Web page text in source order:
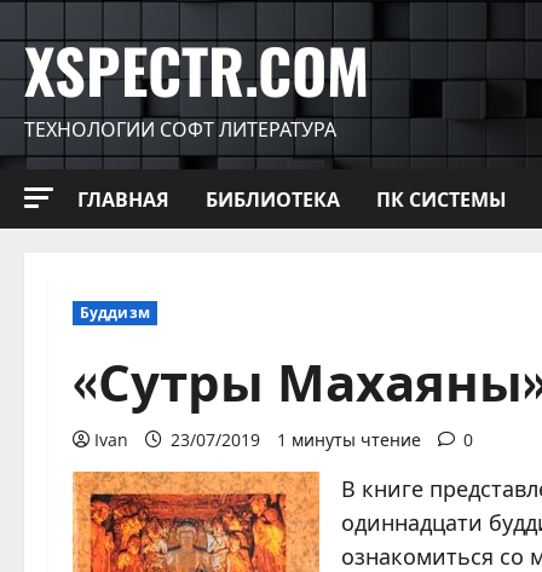
к
содержимому
XSPECTR.COM
ТЕХНОЛОГИИ СОФТ ЛИТЕРАТУРА
ГЛАВНАЯ БИБЛИОТЕКА ПК СИСТЕМЫ
Буддизм
«Сутры
Ivan 23/07/2019 1 минуты чтение 0
В книге
одиннадцати
ознакомиться